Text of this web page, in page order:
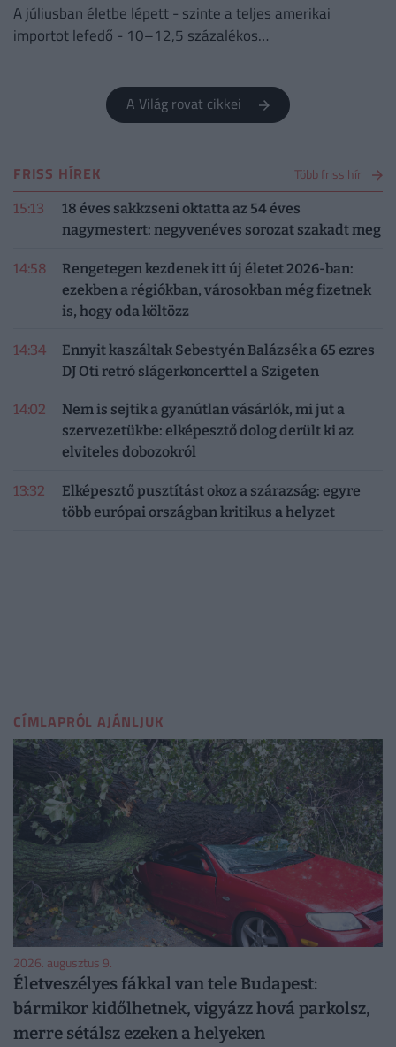
A júliusban életbe lépett - szinte a teljes amerikai
importot lefedő - 10–12,5 százalékos
A Világ rovat cikkei
FRISS HÍREK Több friss hír
15:13
18 éves sakkzseni oktatta az 54 éves
nagymestert: negyvenéves sorozat szakadt meg
14:58
Rengetegen kezdenek itt új életet 2026-ban:
ezekben a régiókban, városokban még fizetnek
is, hogy oda költözz
14:34
Ennyit kaszáltak Sebestyén Balázsék a 65 ezres
DJ Oti retró slágerkoncerttel a Szigeten
14:02
Nem is sejtik a gyanútlan vásárlók, mi jut a
szervezetükbe: elképesztő dolog derült ki az
elviteles dobozokról
13:32
Elképesztő pusztítást okoz a szárazság: egyre
több európai országban kritikus a helyzet
CÍMLAPRÓL AJÁNLJUK
2026. augusztus 9.
Életveszélyes fákkal van tele Budapest:
bármikor kidőlhetnek, vigyázz hová parkolsz,
merre sétálsz ezeken a helyeken